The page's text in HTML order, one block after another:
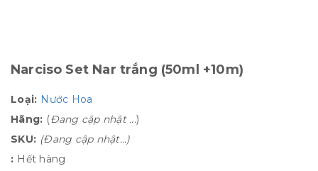
Narciso Set Nar trắng (50ml +10m)
Loại: Nước Hoa
Hãng: (Đang cập nhật ...)
SKU: (Đang cập nhật...)
: Hết hàng